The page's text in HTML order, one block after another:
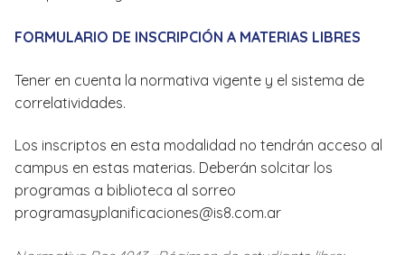
FORMULARIO DE INSCRIPCIÓN A MATERIAS LIBRES
Tener en cuenta la normativa vigente y el sistema de
correlatividades.
Los inscriptos en esta modalidad no tendrán acceso al
campus en estas materias. Deberán solcitar los
programas a biblioteca al sorreo
programasyplanificaciones@is8.com.ar